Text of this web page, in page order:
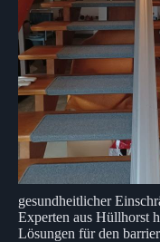
gesundheitlicher
Experten aus Hüllhorst
Lösungen für den